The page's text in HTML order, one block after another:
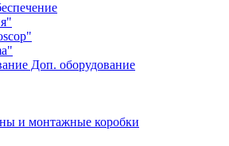
Доп. оборудование
и монтажные коробки